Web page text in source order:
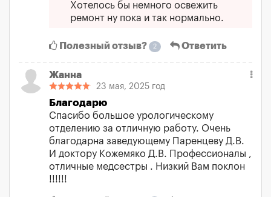
Хотелось бы немного освежить
ремонт ну пока и так нормально.
Полезный отзыв? 2 Ответить
Жанна
23 мая, 2025 год
Благодарю
Спасибо большое урологическому
отделению за отличную работу. Очень
благодарна заведующему Паренцеву Д.В.
И доктору Кожемяко Д.В. Профессионалы ,
отличные медсестры . Низкий Вам поклон
!!!!!!